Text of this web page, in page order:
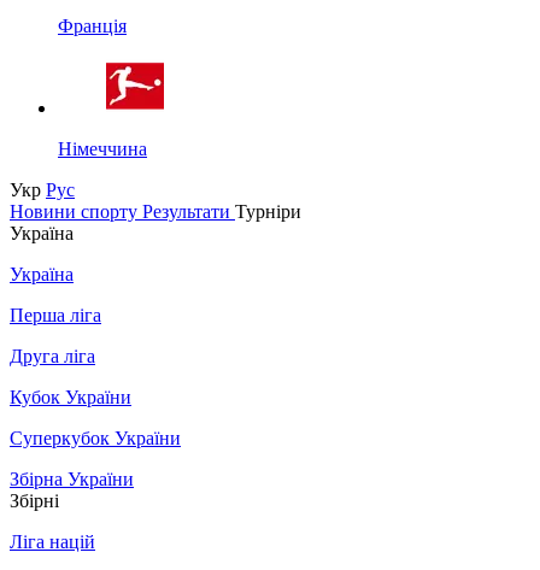
Франція
Німеччина
Укр Рус
Новини спорту Результати Турніри
Україна
Україна
Перша ліга
Друга ліга
Кубок України
Суперкубок України
Збірна України
Збірні
Ліга націй